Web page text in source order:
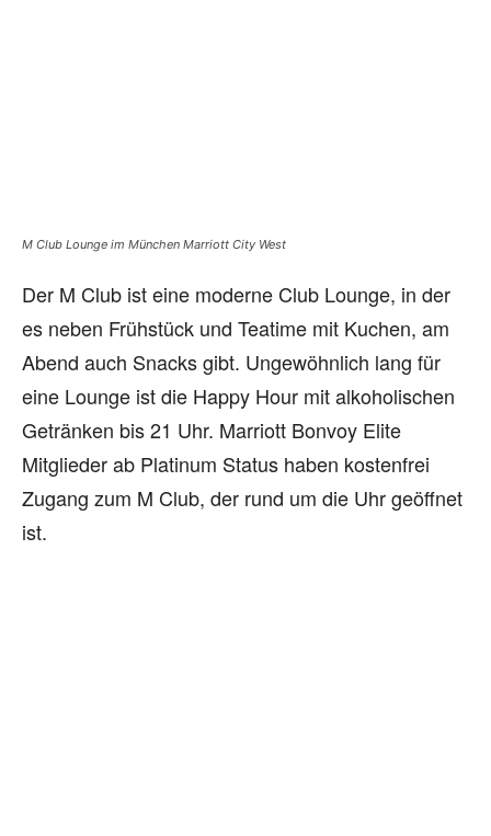
M Club Lounge im München Marriott City West
Der M Club ist eine moderne Club Lounge, in der
es neben Frühstück und Teatime mit Kuchen, am
Abend auch Snacks gibt. Ungewöhnlich lang für
eine Lounge ist die Happy Hour mit alkoholischen
Getränken bis 21 Uhr. Marriott Bonvoy Elite
Mitglieder ab Platinum Status haben kostenfrei
Zugang zum M Club, der rund um die Uhr geöffnet
ist.